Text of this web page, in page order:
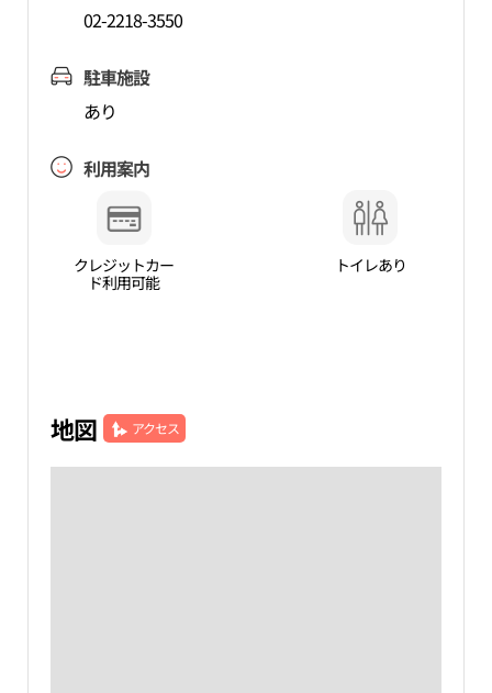
02-2218-3550
駐車施設
あり
利用案内
クレジットカー
ド利用可能
トイレあり
地図 アクセス